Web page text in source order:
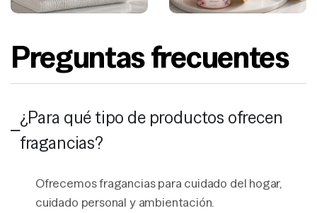
Preguntas frecuentes
¿Para qué tipo de productos ofrecen
fragancias?
Ofrecemos fragancias para cuidado del hogar,
cuidado personal y ambientación.